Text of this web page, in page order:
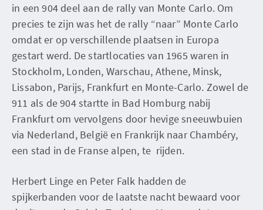
in een 904 deel aan de rally van Monte Carlo. Om
precies te zijn was het de rally “naar” Monte Carlo
omdat er op verschillende plaatsen in Europa
gestart werd. De startlocaties van 1965 waren in
Stockholm, Londen, Warschau, Athene, Minsk,
Lissabon, Parijs, Frankfurt en Monte-Carlo. Zowel de
911 als de 904 startte in Bad Homburg nabij
Frankfurt om vervolgens door hevige sneeuwbuien
via Nederland, België en Frankrijk naar Chambéry,
een stad in de Franse alpen, te rijden.
Herbert Linge en Peter Falk hadden de
spijkerbanden voor de laatste nacht bewaard voor